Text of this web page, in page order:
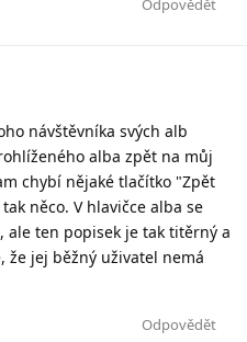
Odpovědět
návštěvníka svých alb
alba zpět na můj
chybí nějaké tlačítko "Zpět
něco. V hlavičce alba se
ale ten popisek je tak titěrný a
že jej běžný uživatel nemá
Odpovědět